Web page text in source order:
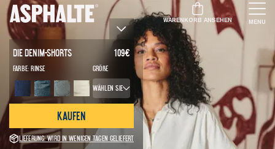
WARENKORB ANSEHEN MENU
Die Denim-Shorts 109€
Farbe:Rinse Größe
Wählen Sie
Kaufen
Lieferung: Wird in wenigen Tagen geliefert